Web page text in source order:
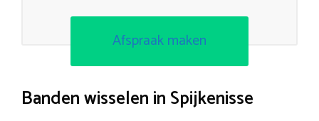
Afspraak maken
Banden wisselen in Spijkenisse